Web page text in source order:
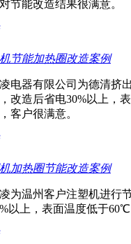
节能改造结果很满意。
节能加热圈改造案例
电器有限公司为德清挤
改造后省电30%以上，
客户很满意。
加热圈节能改造案例
为温州客户注塑机进行
以上，表面温度低于60℃